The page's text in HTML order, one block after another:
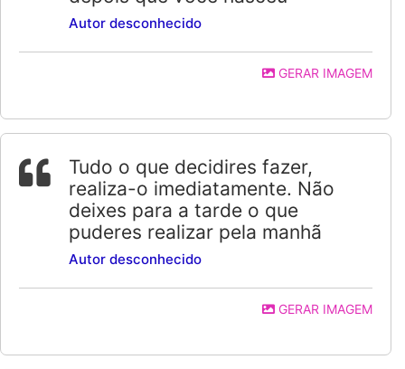
Autor desconhecido
GERAR IMAGEM
Tudo o que decidires fazer,
realiza-o imediatamente. Não
deixes para a tarde o que
puderes realizar pela manhã
Autor desconhecido
GERAR IMAGEM